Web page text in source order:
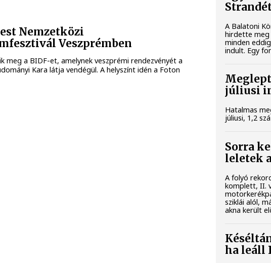
Nemzetközi
Veszprémben
meg a BIDF-et, amelynek veszprémi rendezvényét a
Kara látja vendégül. A helyszínt idén a Foton
A Balatoni
hirdette meg
minden
indult. Egy
júliusi
Hatalmas
júliusi, 1,2
Sorra
leletek
A folyó
komplett, II.
sziklái alól,
akna került
ha leáll